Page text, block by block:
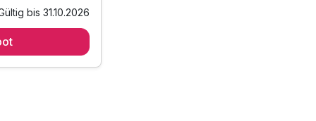
Buffet
bis 31.10.2026